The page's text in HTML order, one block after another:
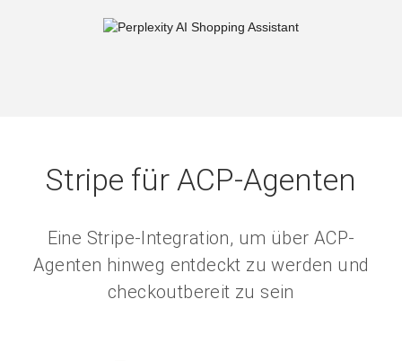
Stripe für ACP-Agenten
Eine Stripe-Integration, um über ACP-
Agenten hinweg entdeckt zu werden und
checkoutbereit zu sein